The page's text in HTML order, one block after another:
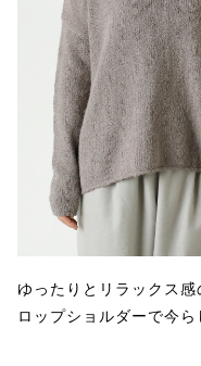
ゆったりとリラックス
ロップショルダーで今ら